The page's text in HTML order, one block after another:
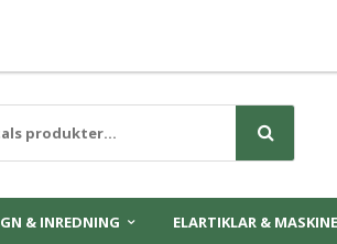
& INREDNING ELARTIKLAR &